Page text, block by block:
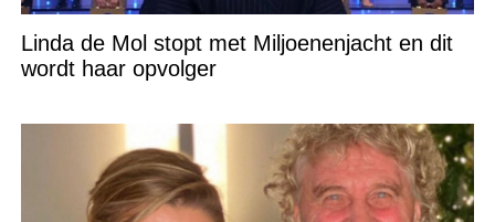
Linda de Mol stopt met Miljoenenjacht en dit
wordt haar opvolger